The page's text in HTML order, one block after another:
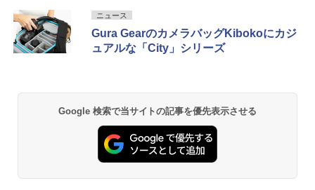
ニュース
Gura GearのカメラバッグKibokoにカジ
ュアルな「City」シリーズ
Google 検索で当サイトの記事を優先表示させる